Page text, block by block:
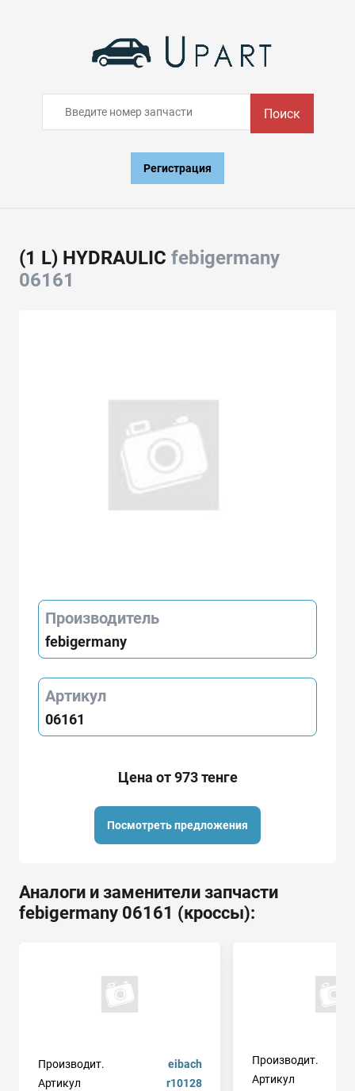
Поиск
Регистрация
(1 L) HYDRAULIC febigermany
06161
Производитель
febigermany
Артикул
06161
Цена от 973 тенге
Посмотреть предложения
Аналоги и заменители запчасти
febigermany 06161 (кроссы):
Производит.
eibach
Артикул
r10128
Производит.
Артикул